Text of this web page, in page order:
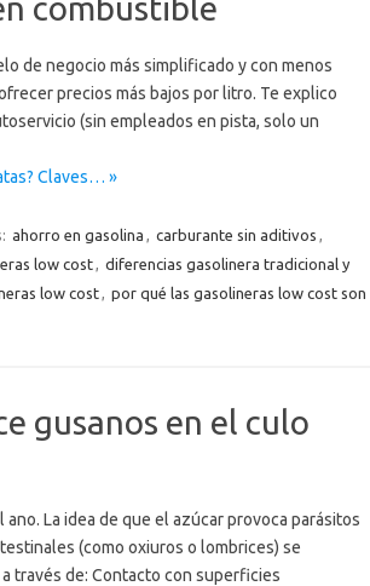
combustible
de negocio más simplificado y con menos
precios más bajos por litro. Te explico
(sin empleados en pista, solo un
Claves… »
ahorro en gasolina , carburante sin aditivos ,
low cost, diferencias gasolinera tradicional y
low cost, por qué las gasolineras low cost son
gusanos en el culo
La idea de que el azúcar provoca parásitos
(como oxiuros o lombrices) se
través de: Contacto con superficies